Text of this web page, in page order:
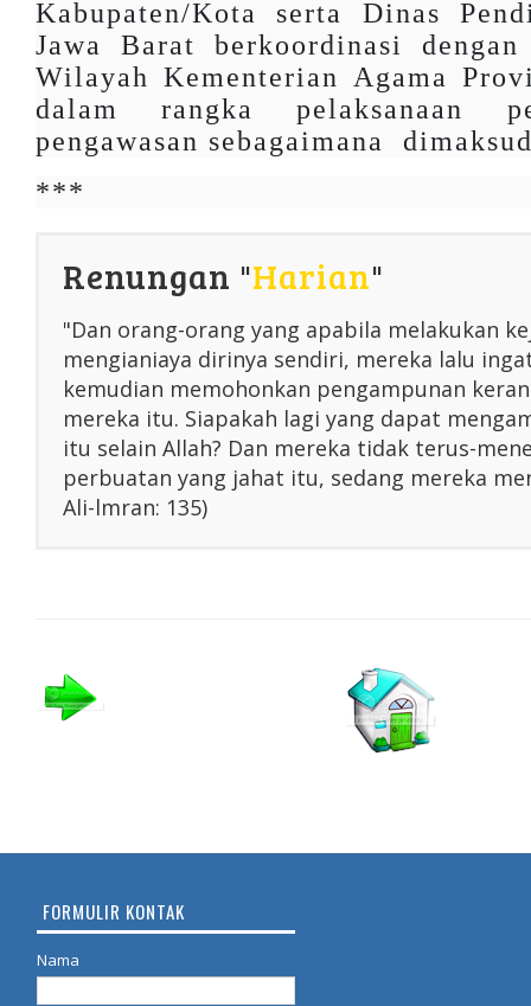
Kabupaten/Kota serta Dinas
Jawa Barat berkoordinasi
Wilayah Kementerian Agama
dalam rangka pelaksanaan
pengawasan sebagaimana
***
Renungan "Harian"
"Dan orang-orang yang apabila melakukan
mengianiaya dirinya sendiri, mereka lalu
kemudian memohonkan pengampunan
mereka itu. Siapakah lagi yang dapat
itu selain Allah? Dan mereka tidak terus-
perbuatan yang jahat itu, sedang mereka
Ali-lmran: 135)
FORMULIR KONTAK
Nama